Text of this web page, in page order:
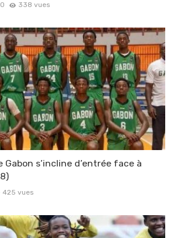
0 338 vues
Gabon s’incline d’entrée face à
425 vues